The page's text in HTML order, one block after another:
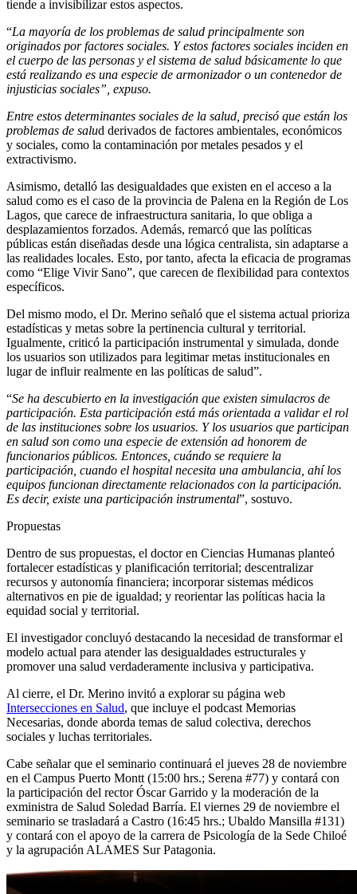
tiende a invisibilizar estos aspectos.
“La mayoría de los problemas de salud principalmente son
originados por factores sociales. Y estos factores sociales inciden en
el cuerpo de las personas y el sistema de salud básicamente lo que
está realizando es una especie de armonizador o un contenedor de
injusticias sociales”, expuso.
Entre estos determinantes sociales de la salud, precisó que están los
problemas de salud derivados de factores ambientales, económicos
y sociales, como la contaminación por metales pesados y el
extractivismo.
Asimismo, detalló las desigualdades que existen en el acceso a la
salud como es el caso de la provincia de Palena en la Región de Los
Lagos, que carece de infraestructura sanitaria, lo que obliga a
desplazamientos forzados. Además, remarcó que las políticas
públicas están diseñadas desde una lógica centralista, sin adaptarse a
las realidades locales. Esto, por tanto, afecta la eficacia de programas
como “Elige Vivir Sano”, que carecen de flexibilidad para contextos
específicos.
Del mismo modo, el Dr. Merino señaló que el sistema actual prioriza
estadísticas y metas sobre la pertinencia cultural y territorial.
Igualmente, criticó la participación instrumental y simulada, donde
los usuarios son utilizados para legitimar metas institucionales en
lugar de influir realmente en las políticas de salud”.
“Se ha descubierto en la investigación que existen simulacros de
participación. Esta participación está más orientada a validar el rol
de las instituciones sobre los usuarios. Y los usuarios que participan
en salud son como una especie de extensión ad honorem de
funcionarios públicos. Entonces, cuándo se requiere la
participación, cuando el hospital necesita una ambulancia, ahí los
equipos funcionan directamente relacionados con la participación.
Es decir, existe una participación instrumental”, sostuvo.
Propuestas
Dentro de sus propuestas, el doctor en Ciencias Humanas planteó
fortalecer estadísticas y planificación territorial; descentralizar
recursos y autonomía financiera; incorporar sistemas médicos
alternativos en pie de igualdad; y reorientar las políticas hacia la
equidad social y territorial.
El investigador concluyó destacando la necesidad de transformar el
modelo actual para atender las desigualdades estructurales y
promover una salud verdaderamente inclusiva y participativa.
Al cierre, el Dr. Merino invitó a explorar su página web
Intersecciones en Salud, que incluye el podcast Memorias
Necesarias, donde aborda temas de salud colectiva, derechos
sociales y luchas territoriales.
Cabe señalar que el seminario continuará el jueves 28 de noviembre
en el Campus Puerto Montt (15:00 hrs.; Serena #77) y contará con
la participación del rector Óscar Garrido y la moderación de la
exministra de Salud Soledad Barría. El viernes 29 de noviembre el
seminario se trasladará a Castro (16:45 hrs.; Ubaldo Mansilla #131)
y contará con el apoyo de la carrera de Psicología de la Sede Chiloé
y la agrupación ALAMES Sur Patagonia.